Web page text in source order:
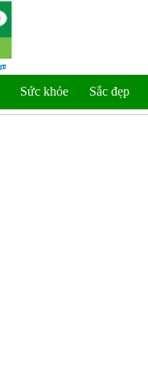
Sức khỏe Sắc đẹp